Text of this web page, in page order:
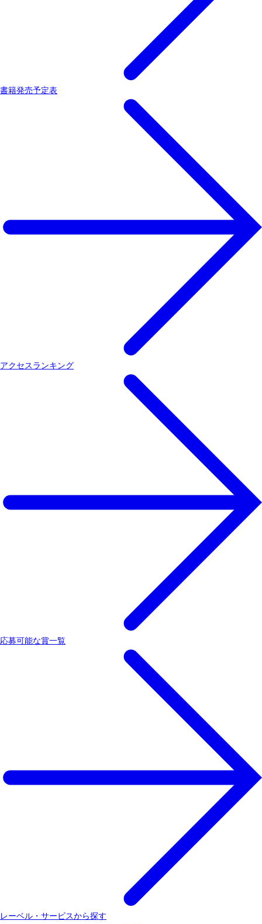
書籍発売予定表
アクセスランキング
応募可能な賞一覧
レーベル・サービスから探す